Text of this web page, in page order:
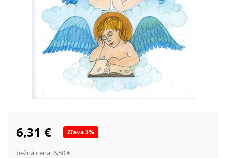
6,31 € Zľava3%
bežná cena:6,50 €